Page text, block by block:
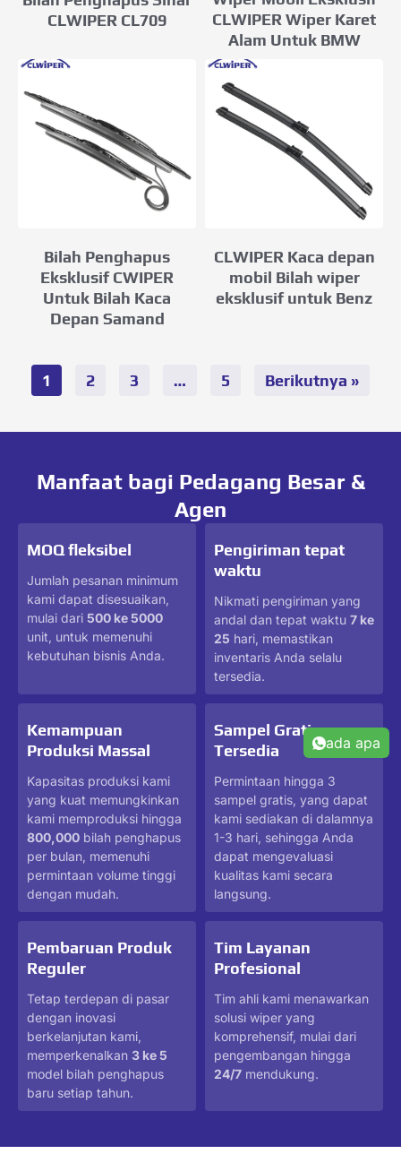
CLWIPER CL709
CLWIPER Wiper Karet
Alam Untuk BMW
Bilah Penghapus
Eksklusif CWIPER
Untuk Bilah Kaca
Depan Samand
CLWIPER Kaca depan
mobil Bilah wiper
eksklusif untuk Benz
1 2 3 … 5 Berikutnya »
Manfaat bagi Pedagang Besar &
Agen
MOQ fleksibel
Jumlah pesanan minimum
kami dapat disesuaikan,
mulai dari 500 ke 5000
unit, untuk memenuhi
kebutuhan bisnis Anda.
Pengiriman tepat
waktu
Nikmati pengiriman yang
andal dan tepat waktu 7 ke
25 hari, memastikan
inventaris Anda selalu
tersedia.
Kemampuan
Produksi Massal
Kapasitas produksi kami
yang kuat memungkinkan
kami memproduksi hingga
800,000 bilah penghapus
per bulan, memenuhi
permintaan volume tinggi
dengan mudah.
Sampel Gratis
Tersedia
Permintaan hingga 3
sampel gratis, yang dapat
kami sediakan di dalamnya
1-3 hari, sehingga Anda
dapat mengevaluasi
kualitas kami secara
langsung.
Pembaruan Produk
Reguler
Tetap terdepan di pasar
dengan inovasi
berkelanjutan kami,
memperkenalkan 3 ke 5
model bilah penghapus
baru setiap tahun.
Tim Layanan
Profesional
Tim ahli kami menawarkan
solusi wiper yang
komprehensif, mulai dari
pengembangan hingga
24/7 mendukung.
ada apa